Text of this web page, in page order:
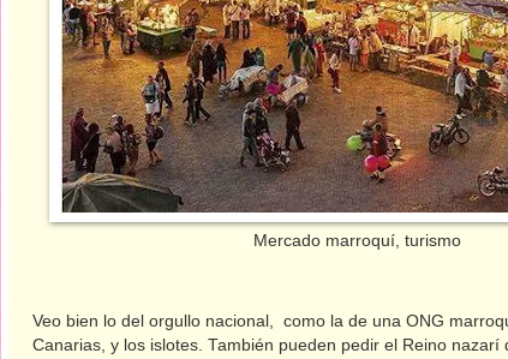
Mercado marroquí, turismo
Veo bien lo del orgullo nacional, como la de una ONG
Canarias, y los islotes. También pueden pedir el Reino